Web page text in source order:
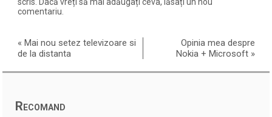
comentariu.
«Mai nou setez televizoare si
de la distanta
Opinia mea despre
Nokia + Microsoft »
Recomand